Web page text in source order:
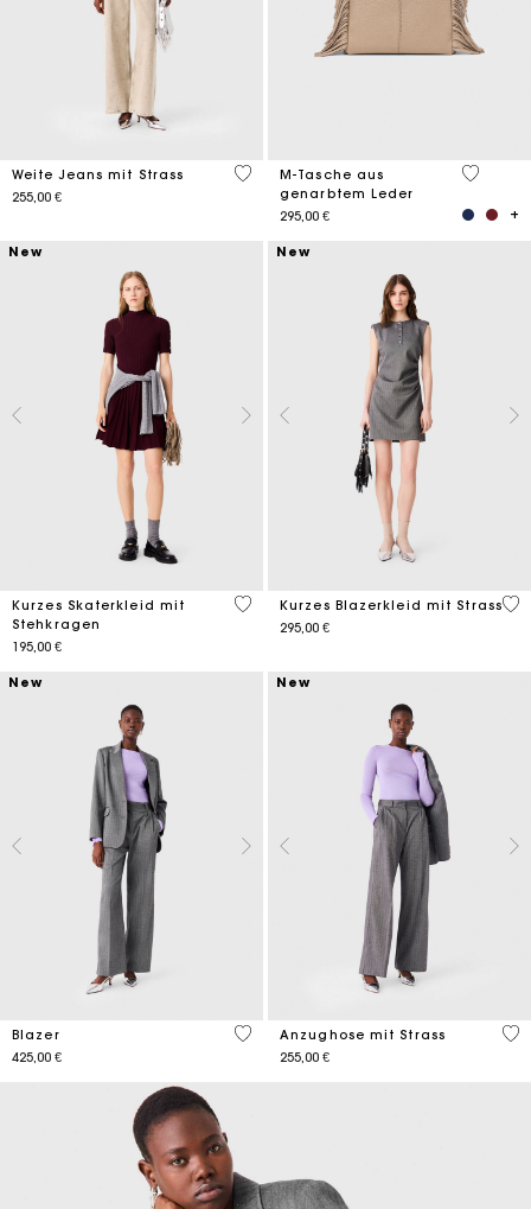
Weite Jeans mit Strass
255,00 €
5 out of 5 Customer Rating
M-Tasche aus
genarbtem Leder
295,00 €
4,1 out
New
Kurzes Skaterkleid mit
Stehkragen
195,00 €
5 out of 5 Customer Rating
New
Kurzes Blazerkleid mit Strass
295,00 €
5
New
Blazer
425,00 €
3,4 out of 5 Customer Rating
New
Anzughose mit Strass
255,00 €
3,5